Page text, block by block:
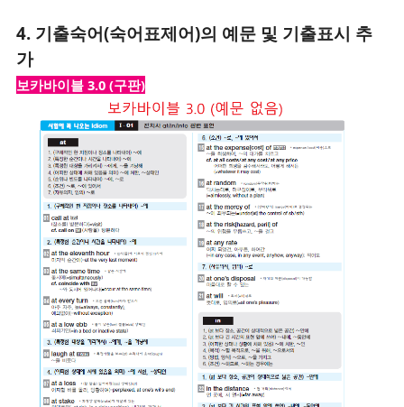
4. 기출숙어(숙어표제어)의 예문 및 기출표시 추
가
보카바이블 3.0 (구판)